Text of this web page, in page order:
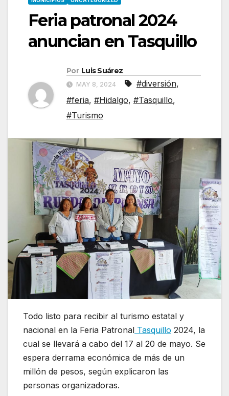
Feria patronal 2024
anuncian en Tasquillo
Por Luis Suárez
MAY 8, 2024 #diversión,
#feria, #Hidalgo, #Tasquillo,
#Turismo
Todo listo para recibir al turismo estatal y
nacional en la Feria Patronal Tasquillo 2024, la
cual se llevará a cabo del 17 al 20 de mayo. Se
espera derrama económica de más de un
millón de pesos, según explicaron las
personas organizadoras.